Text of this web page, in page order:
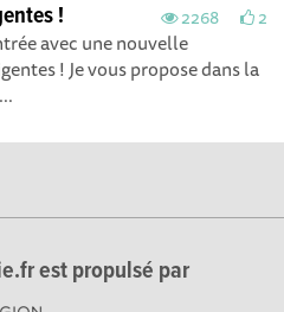
2268 2
!
avec une nouvelle
! Je vous propose dans la
est propulsé par